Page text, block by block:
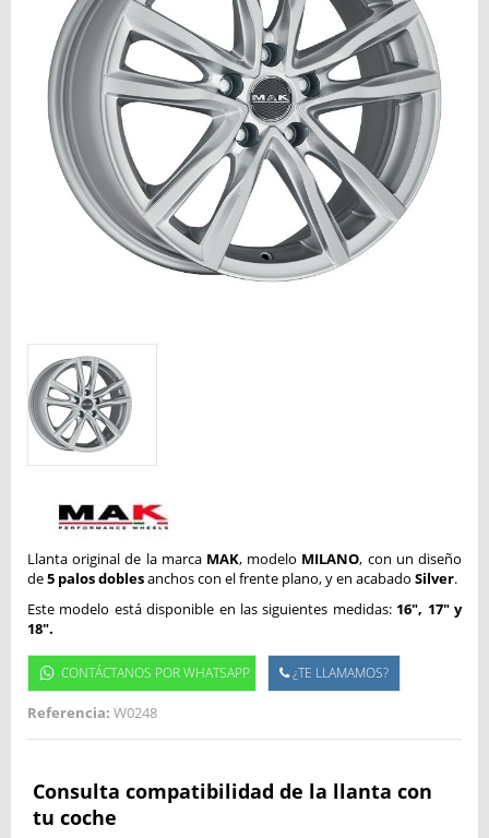
Llanta original de la marca MAK, modelo MILANO, con un diseño
de5 palos doblesanchos con el frente plano, y en acabado Silver.
Este modelo está disponible en las siguientes medidas: 16", 17" y
18".
CONTÁCTANOS POR WHATSAPP ¿TE LLAMAMOS?
Referencia: W0248
Consulta compatibilidad de la llanta con
tu coche